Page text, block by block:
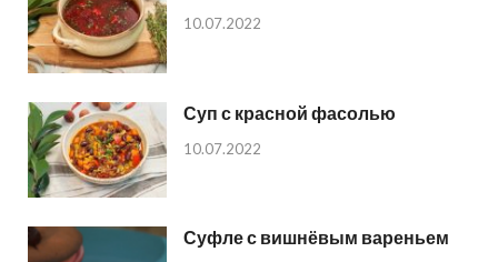
10.07.2022
Суп с красной фасолью
10.07.2022
Суфле с вишнёвым вареньем